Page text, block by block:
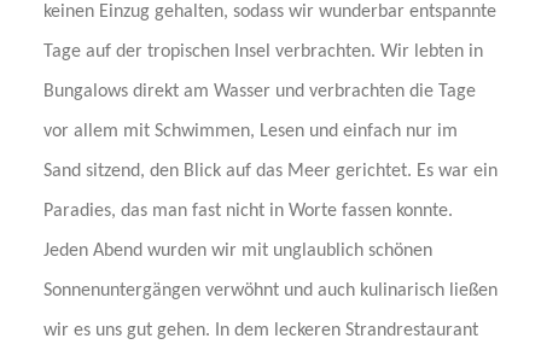
keinen Einzug gehalten, sodass wir wunderbar entspannte
Tage auf der tropischen Insel verbrachten. Wir lebten in
Bungalows direkt am Wasser und verbrachten die Tage
vor allem mit Schwimmen, Lesen und einfach nur im
Sand sitzend, den Blick auf das Meer gerichtet. Es war ein
Paradies, das man fast nicht in Worte fassen konnte.
Jeden Abend wurden wir mit unglaublich schönen
Sonnenuntergängen verwöhnt und auch kulinarisch ließen
wir es uns gut gehen. In dem leckeren Strandrestaurant